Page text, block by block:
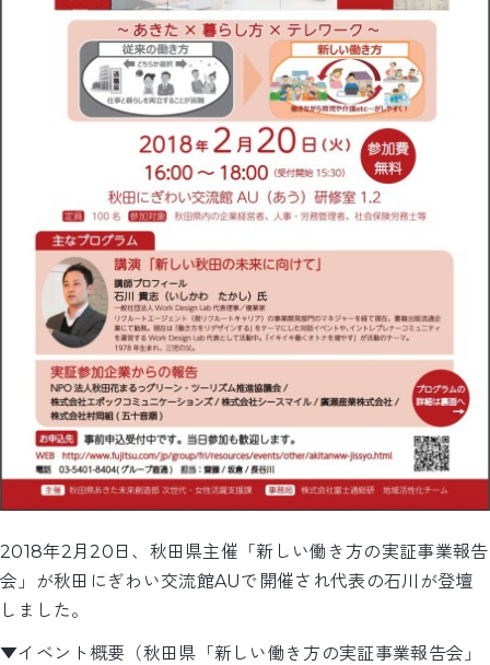
2018年2月20日、秋田県主催「新しい働き方の実証事業報告
会」が秋田にぎわい交流館AUで開催され代表の石川が登壇
しました。
▼イベント概要（秋田県「新しい働き方の実証事業報告会」